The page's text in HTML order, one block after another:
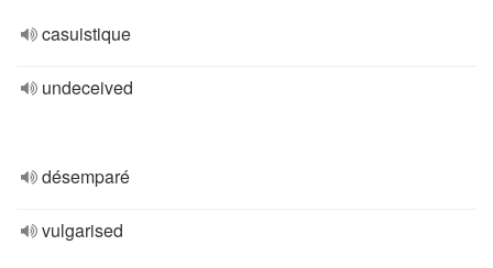
casuistique
undeceived
désemparé
vulgarised